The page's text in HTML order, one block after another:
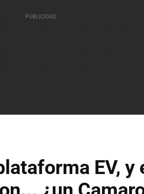
EV, y